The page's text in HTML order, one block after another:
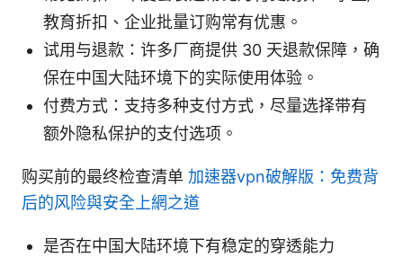
教育折扣、企业批量订购常有优惠。
试用与退款：许多厂商提供 30 天退款保障，确
保在中国大陆环境下的实际使用体验。
付费方式：支持多种支付方式，尽量选择带有
额外隐私保护的支付选项。
购买前的最终检查清单 加速器vpn破解版：免费背
后的风险與安全上網之道
是否在中国大陆环境下有稳定的穿透能力